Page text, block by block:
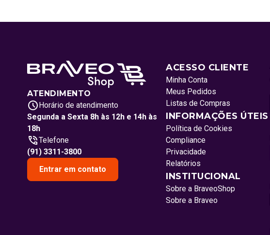
ATENDIMENTO
Horário de atendimento
Segunda a Sexta 8h às 12h e 14h às
18h
Telefone
(91) 3311-3800
Entrar em contato
ACESSO CLIENTE
Minha Conta
Meus Pedidos
Listas de Compras
INFORMAÇÕES ÚTEIS
Política de Cookies
Compliance
Privacidade
Relatórios
INSTITUCIONAL
Sobre a BraveoShop
Sobre a Braveo